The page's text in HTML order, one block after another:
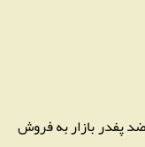
پفدر بازار به فروش